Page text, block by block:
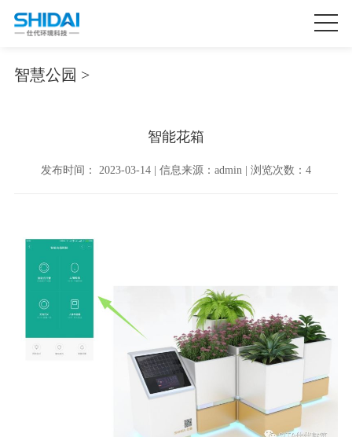
智慧公园 >
智能花箱
发布时间： 2023-03-14 | 信息来源：admin | 浏览次数：4